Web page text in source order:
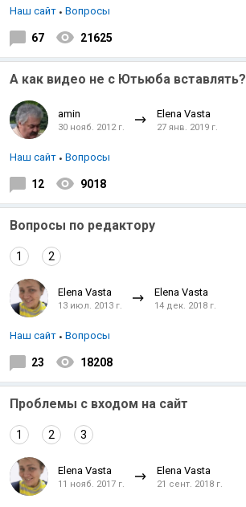
Наш сайт Вопросы
67 21625
А как видео не с Ютьюба вставлять?
amin
30 нояб. 2012 г.
Elena Vasta
27 янв. 2019 г.
Наш сайт Вопросы
12 9018
Вопросы по редактору
1 2
Elena Vasta
13 июл. 2013 г.
Elena Vasta
14 дек. 2018 г.
Наш сайт Вопросы
23 18208
Проблемы с входом на сайт
1 2 3
Elena Vasta
11 нояб. 2017 г.
Elena Vasta
21 сент. 2018 г.